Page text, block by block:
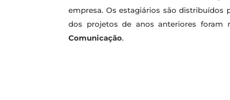
empresa. Os estagiários são distribuídos
dos projetos de anos anteriores foram
Comunicação.